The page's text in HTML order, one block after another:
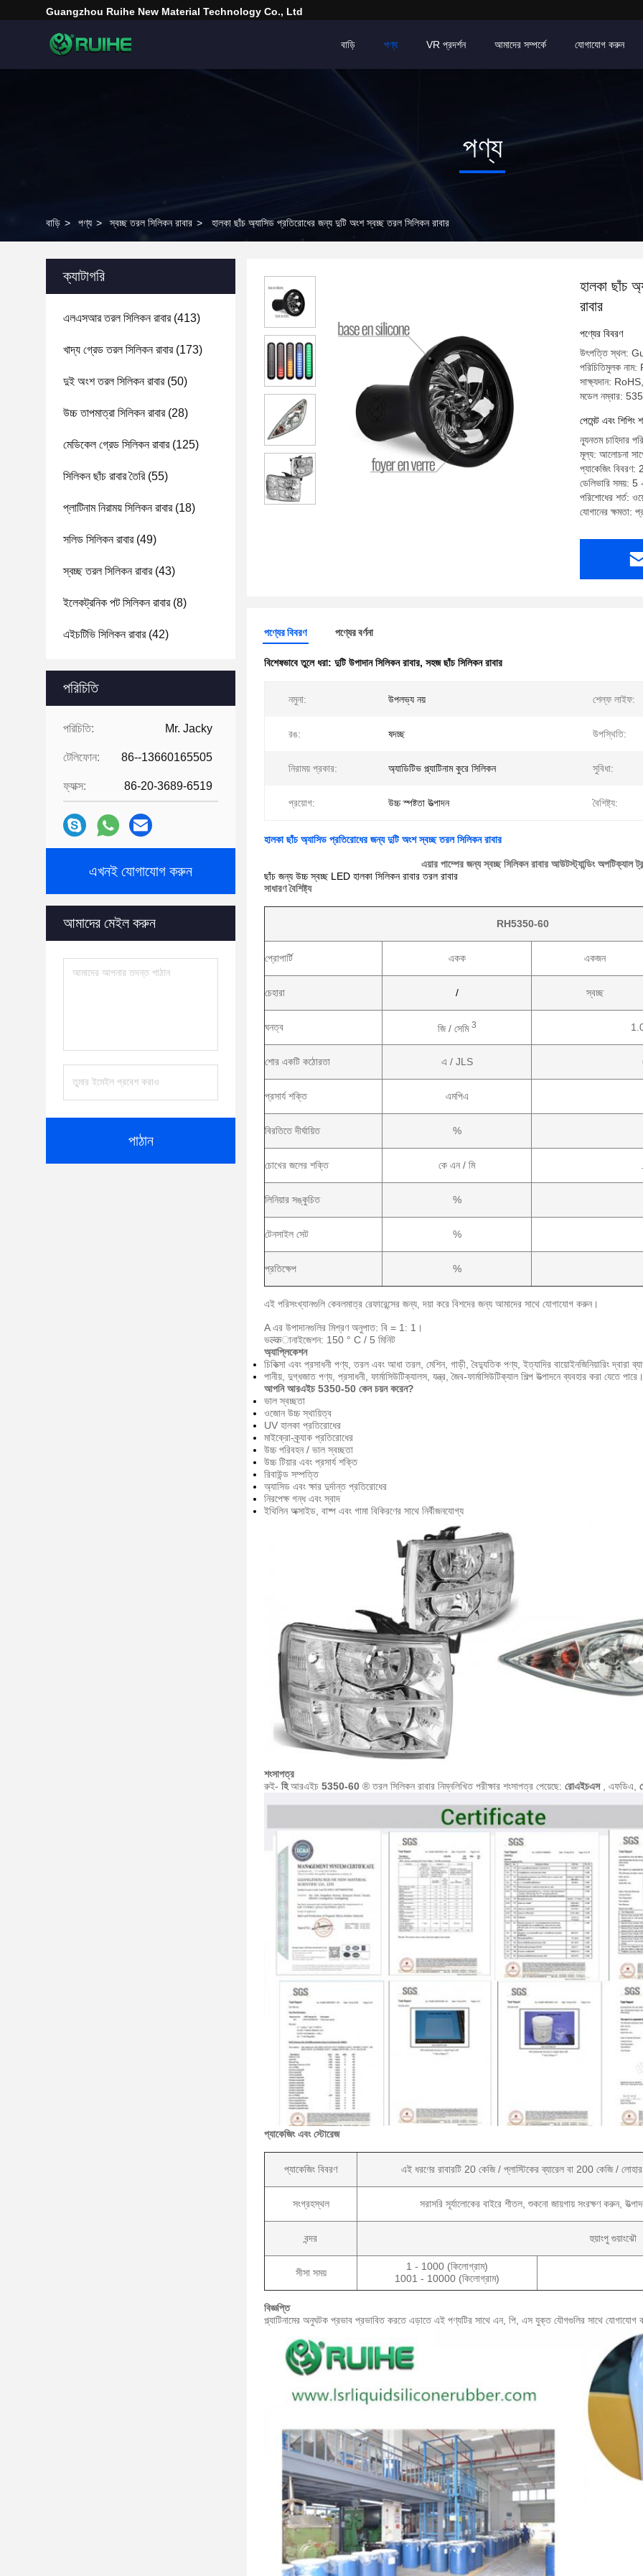
Guangzhou Ruihe New Material Technology Co., Ltd
বাড়ি পণ্য VR প্রদর্শন আমাদের সম্পর্কে যোগাযোগ করুন
পণ্য
বাড়ি > পণ্য > স্বচ্ছ তরল সিলিকন রাবার > হালকা ছাঁচ অ্যাসিড প্রতিরোধের জন্য দুটি অংশ স্বচ্ছ তরল সিলিকন রাবার
ক্যাটাগরি
এলএসআর তরল সিলিকন রাবার(413)
খাদ্য গ্রেড তরল সিলিকন রাবার(173)
দুই অংশ তরল সিলিকন রাবার(50)
উচ্চ তাপমাত্রা সিলিকন রাবার(28)
মেডিকেল গ্রেড সিলিকন রাবার(125)
সিলিকন ছাঁচ রাবার তৈরি(55)
প্লাটিনাম নিরাময় সিলিকন রাবার(18)
সলিড সিলিকন রাবার(49)
স্বচ্ছ তরল সিলিকন রাবার(43)
ইলেকট্রনিক পট সিলিকন রাবার(8)
এইচটিভি সিলিকন রাবার(42)
পরিচিতি
পরিচিতি: Mr. Jacky
টেলিফোন: 86--13660165505
ফ্যাক্স: 86-20-3689-6519
এখনই যোগাযোগ করুন
আমাদের মেইল ​​করুন
পাঠান
হালকা ছাঁচ
রাবার
পণ্যের বিবরণ
উৎপত্তি স্থল:
পরিচিতিমুলক
সাক্ষ্যদান:
মডেল নম্বার:
পেমেন্ট এবং শিপিং
ন্যূনতম চাহিদার
মূল্য: আলোচনা
প্যাকেজিং
ডেলিভারি সময়: 5
পরিশোধের শর্ত:
যোগানের ক্ষমতা:
পণ্যের বিবরণ পণ্যের বর্ণনা
বিশেষভাবে তুলে ধরা: দুটি উপাদান সিলিকন রাবার, সহজ ছাঁচ সিলিকন রাবার
নমুনা: উপলভ্য নয় শেল্ফ লাইফ:
রঙ: ষদচ্ছ উপস্থিতি:
নিরাময় প্রকার: অ্যাডিটিভ প্ল্যাটিনাম কুরে সিলিকন সুবিধা:
প্রয়োগ: উচ্চ স্পষ্টতা উত্পাদন বৈশিষ্ট্য:
হালকা ছাঁচ অ্যাসিড প্রতিরোধের জন্য দুটি অংশ স্বচ্ছ তরল সিলিকন রাবার
এয়ার পাম্পের জন্য স্বচ্ছ সিলিকন রাবার আউটস্ট্যান্ডিং অপটিক্যাল
ছাঁচ জন্য উচ্চ স্বচ্ছ LED হালকা সিলিকন রাবার তরল রাবার
সাধারণ বৈশিষ্ট্য
RH5350-60
প্রোপার্টি একক একজন
চেহারা / স্বচ্ছ
ঘনত্ব জি / সেমি 3
শোর একটি কঠোরতা এ / JLS
প্রসার্য শক্তি এমপিএ
বিরতিতে দীর্ঘায়িত %
চোখের জলের শক্তি কে এন / মি
লিনিয়ার সঙ্কুচিত %
টেনসাইল সেট %
প্রতিক্ষেপ %
এই পরিসংখ্যানগুলি কেবলমাত্র রেফারেন্সের জন্য, দয়া করে বিশদের জন্য আমাদের সাথে যোগাযোগ করুন।
A এর উপাদানগুলির মিশ্রণ অনুপাত: বি = 1: 1।
ভल्कানাইজেশন: 150 ° C / 5 মিনিট
অ্যাপ্লিকেশন
চিকিত্সা এবং প্রসাধনী পণ্য, তরল এবং আধা তরল, মেশিন, গাড়ী, বৈদ্যুতিক পণ্য, ইত্যাদির বায়োইনজিনিয়ারিং দ্বারা
পানীয়, দুগ্ধজাত পণ্য, প্রসাধনী, ফার্মাসিউটিক্যালস, যন্ত্র, জৈব-ফার্মাসিউটিক্যাল শিল্প উত্পাদনে ব্যবহার করা যেতে পারে।
আপনি আরএইচ 5350-50 কেন চয়ন করেন?
ভাল স্বচ্ছতা
ওজোন উচ্চ স্থায়িত্ব
UV হালকা প্রতিরোধের
মাইক্রো-ক্র্যাক প্রতিরোধের
উচ্চ পরিবহন / ভাল স্বচ্ছতা
উচ্চ টিয়ার এবং প্রসার্য শক্তি
রিবাউন্ড সম্পত্তি
অ্যাসিড এবং ক্ষার দুর্দান্ত প্রতিরোধের
নিরপেক্ষ গন্ধ এবং স্বাদ
ইথিলিন অক্সাইড, বাষ্প এবং গামা বিকিরণের সাথে নির্বীজনযোগ্য
শংসাপত্র
রুই- হিআরএইচ 5350-60 ® তরল সিলিকন রাবার নিম্নলিখিত পরীক্ষার শংসাপত্র পেয়েছে: রোএইচএস, এফডিএ,
প্যাকেজিং এবং স্টোরেজ
প্যাকেজিং বিবরণ এই ধরণের রাবারটি 20 কেজি / প্লাস্টিকের ব্যারেল বা 200 কেজি /
সংগ্রহস্থল সরাসরি সূর্যালোকের বাইরে শীতল, শুকনো জায়গায় সংরক্ষণ করুন,
বন্দর হুয়াংপু গুয়াংঝৌ
সীসা সময়
1 - 1000 (কিলোগ্রাম)
1001 - 10000 (কিলোগ্রাম)
বিজ্ঞপ্তি
প্ল্যাটিনামের অনুঘটক প্রভাব প্রভাবিত করতে এড়াতে এই পণ্যটির সাথে এন, পি, এস যুক্ত যৌগগুলির সাথে যোগাযোগ